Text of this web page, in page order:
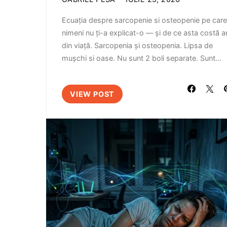
Ecuația despre sarcopenie si osteopenie pe care
nimeni nu ți-a explicat-o — și de ce asta costă
din viață. Sarcopenia și osteopenia. Lipsa de
mușchi si oase. Nu sunt 2 boli separate. Sunt…
VIEW POST